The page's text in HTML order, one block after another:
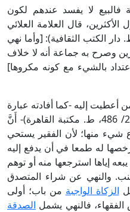
لا يفسد عندهم لكون
قال العلامة العلائي
المراد" (ص: 63-64، ط. دار الكتب الثقافية): [وأما نهي
وصرح به جماعة أنه لا خلاف
بالشيء مع كونه مكروها]
أعطيت إليه -كما أفادته عبارة
الموفَّق ابن قدامة في "المغني" (2/ 486، ط. مكتبة القاهرة)- أَنَّ
شيء منها؛ لأن الفقير يستحي
له طمعا في أن يدفع إليه
إياها استرجعها منه أو توهم
والنهي عن شراء المتصدق
الزكاة الواجبة من باب؛ أولى
فالنهي يشمل الصدقة